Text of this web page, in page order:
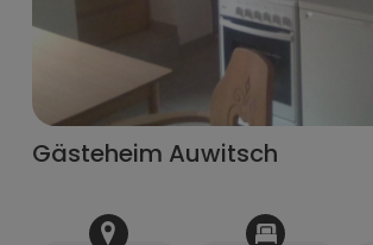
Gästeheim Auwitsch